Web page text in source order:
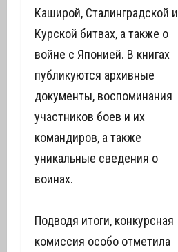
Каширой, Сталинградской и
Курской битвах, а также о
войне с Японией. В книгах
публикуются архивные
документы, воспоминания
участников боев и их
командиров, а также
уникальные сведения о
воинах.
Подводя итоги, конкурсная
комиссия особо отметила